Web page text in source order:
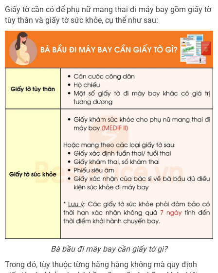
Giấy tờ cần có để phụ nữ mang thai đi máy bay gồm giấy tờ
tùy thân và giấy tờ sức khỏe, cụ thể như sau:
Bà bầu đi máy bay cần giấy tờ gì?
Trong đó, tùy thuộc từng hãng hàng không mà quy định